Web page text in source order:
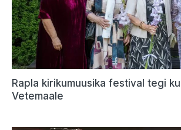
Rapla kirikumuusika festival tegi
Vetemaale